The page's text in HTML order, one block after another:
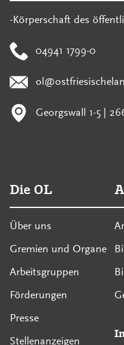
-Körperschaft des
04941 1799-0
Georgswall 1-5 |
Die OL
Über uns
Gremien und Organe
Arbeitsgruppen
Förderungen
Presse
Stellenanzeigen